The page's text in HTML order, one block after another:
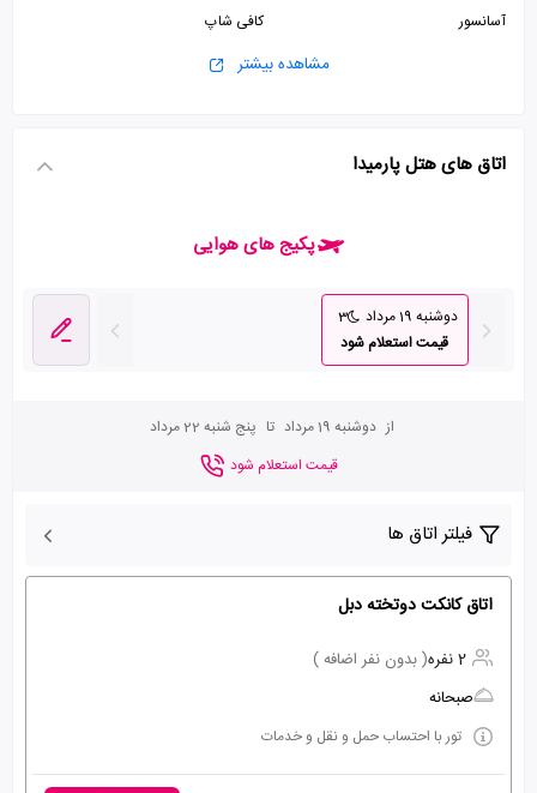
آسانسور
کافی شاپ
مشاهده بیشتر
اتاق های هتل پارمیدا
پکیج های هوایی
دوشنبه 19 مرداد
3
قیمت استعلام شود
از دوشنبه 19 مرداد تا پنج شنبه 22 مرداد
قیمت استعلام شود
فیلتر اتاق ها
اتاق کانکت دوتخته دبل
2 نفره
( بدون نفر اضافه )
صبحانه
تور با احتساب حمل و نقل و خدمات